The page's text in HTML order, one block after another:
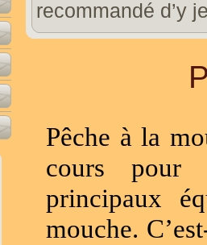
recommandé d’y
Pêche à la
cours pour
principaux
mouche.